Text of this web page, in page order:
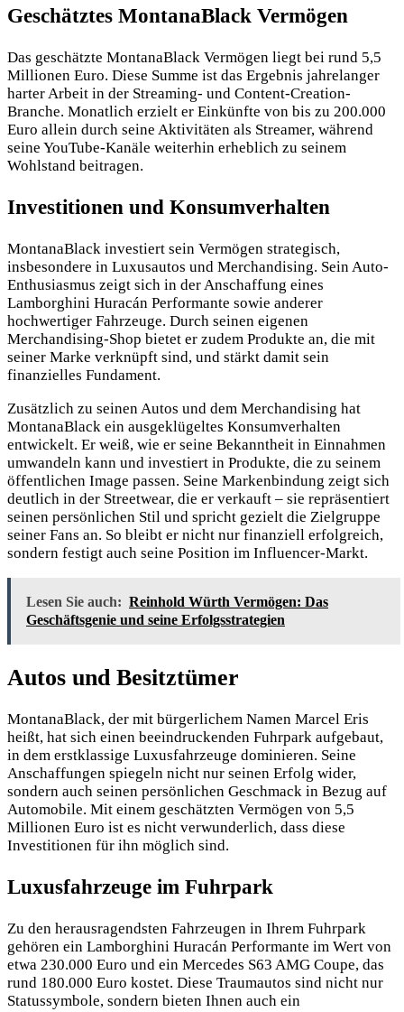
Geschätztes MontanaBlack Vermögen
Das geschätzte MontanaBlack Vermögen liegt bei rund 5,5
Millionen Euro. Diese Summe ist das Ergebnis jahrelanger
harter Arbeit in der Streaming- und Content-Creation-
Branche. Monatlich erzielt er Einkünfte von bis zu 200.000
Euro allein durch seine Aktivitäten als Streamer, während
seine YouTube-Kanäle weiterhin erheblich zu seinem
Wohlstand beitragen.
Investitionen und Konsumverhalten
MontanaBlack investiert sein Vermögen strategisch,
insbesondere in Luxusautos und Merchandising. Sein Auto-
Enthusiasmus zeigt sich in der Anschaffung eines
Lamborghini Huracán Performante sowie anderer
hochwertiger Fahrzeuge. Durch seinen eigenen
Merchandising-Shop bietet er zudem Produkte an, die mit
seiner Marke verknüpft sind, und stärkt damit sein
finanzielles Fundament.
Zusätzlich zu seinen Autos und dem Merchandising hat
MontanaBlack ein ausgeklügeltes Konsumverhalten
entwickelt. Er weiß, wie er seine Bekanntheit in Einnahmen
umwandeln kann und investiert in Produkte, die zu seinem
öffentlichen Image passen. Seine Markenbindung zeigt sich
deutlich in der Streetwear, die er verkauft – sie repräsentiert
seinen persönlichen Stil und spricht gezielt die Zielgruppe
seiner Fans an. So bleibt er nicht nur finanziell erfolgreich,
sondern festigt auch seine Position im Influencer-Markt.
Lesen Sie auch: Reinhold Würth Vermögen: Das
Geschäftsgenie und seine Erfolgsstrategien
Autos und Besitztümer
MontanaBlack, der mit bürgerlichem Namen Marcel Eris
heißt, hat sich einen beeindruckenden Fuhrpark aufgebaut,
in dem erstklassige Luxusfahrzeuge dominieren. Seine
Anschaffungen spiegeln nicht nur seinen Erfolg wider,
sondern auch seinen persönlichen Geschmack in Bezug auf
Automobile. Mit einem geschätzten Vermögen von 5,5
Millionen Euro ist es nicht verwunderlich, dass diese
Investitionen für ihn möglich sind.
Luxusfahrzeuge im Fuhrpark
Zu den herausragendsten Fahrzeugen in Ihrem Fuhrpark
gehören ein Lamborghini Huracán Performante im Wert von
etwa 230.000 Euro und ein Mercedes S63 AMG Coupe, das
rund 180.000 Euro kostet. Diese Traumautos sind nicht nur
Statussymbole, sondern bieten Ihnen auch ein